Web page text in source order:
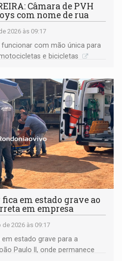
Câmara de PVH
com nome de rua
2026 às 09:17
funcionar com mão única para
e bicicletas
em estado grave ao
em empresa
2026 às 09:17
estado grave para a
Paulo II, onde permanece